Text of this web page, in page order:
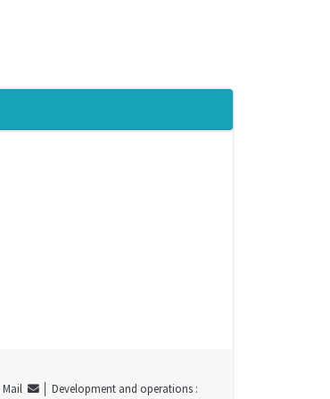
Mail
│ Development and operations :